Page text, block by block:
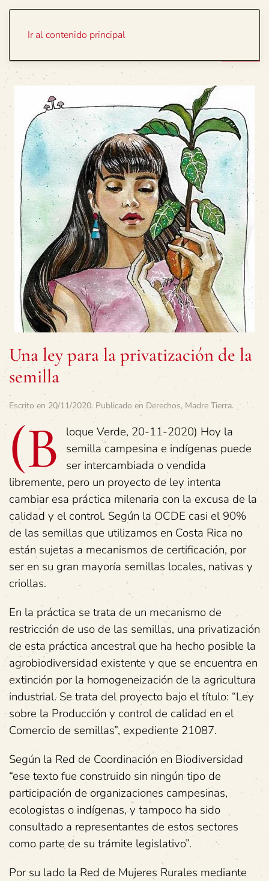
Ir al contenido principal
Una ley para la privatización de la
semilla
Escrito en 20/11/2020. Publicado en Derechos, Madre Tierra.
(B
loque Verde, 20-11-2020) Hoy la
semilla campesina e indígenas puede
ser intercambiada o vendida
libremente, pero un proyecto de ley intenta
cambiar esa práctica milenaria con la excusa de la
calidad y el control. Según la OCDE casi el 90%
de las semillas que utilizamos en Costa Rica no
están sujetas a mecanismos de certificación, por
ser en su gran mayoría semillas locales, nativas y
criollas.
En la práctica se trata de un mecanismo de
restricción de uso de las semillas, una privatización
de esta práctica ancestral que ha hecho posible la
agrobiodiversidad existente y que se encuentra en
extinción por la homogeneización de la agricultura
industrial. Se trata del proyecto bajo el título: “Ley
sobre la Producción y control de calidad en el
Comercio de semillas”, expediente 21087.
Según la Red de Coordinación en Biodiversidad
“ese texto fue construido sin ningún tipo de
participación de organizaciones campesinas,
ecologistas o indígenas, y tampoco ha sido
consultado a representantes de estos sectores
como parte de su trámite legislativo”.
Por su lado la Red de Mujeres Rurales mediante